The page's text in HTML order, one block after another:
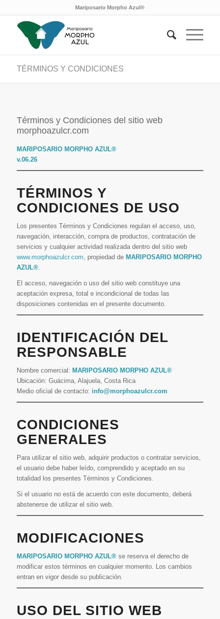
Mariposario Morpho Azul®
TÉRMINOS Y CONDICIONES
Términos y Condiciones del sitio web
morphoazulcr.com
MARIPOSARIO MORPHO AZUL®
v.06.26
TÉRMINOS Y
CONDICIONES DE USO
Los presentes Términos y Condiciones regulan el acceso, uso,
navegación, interacción, compra de productos, contratación de
servicios y cualquier actividad realizada dentro del sitio web
www.morphoazulcr.com , propiedad de MARIPOSARIO MORPHO
AZUL®.
El acceso, navegación o uso del sitio web constituye una
aceptación expresa, total e incondicional de todas las
disposiciones contenidas en el presente documento.
IDENTIFICACIÓN DEL
RESPONSABLE
Nombre comercial: MARIPOSARIO MORPHO AZUL®
Ubicación: Guácima, Alajuela, Costa Rica
Medio oficial de contacto: info@morphoazulcr.com
CONDICIONES
GENERALES
Para utilizar el sitio web, adquirir productos o contratar servicios,
el usuario debe haber leído, comprendido y aceptado en su
totalidad los presentes Términos y Condiciones.
Si el usuario no está de acuerdo con este documento, deberá
abstenerse de utilizar el sitio web.
MODIFICACIONES
MARIPOSARIO MORPHO AZUL®se reserva el derecho de
modificar estos términos en cualquier momento. Los cambios
entran en vigor desde su publicación.
USO DEL SITIO WEB